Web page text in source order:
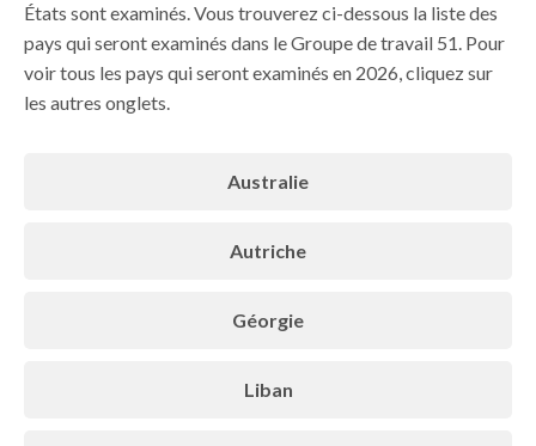
États sont examinés. Vous trouverez ci-dessous la liste des
pays qui seront examinés dans le Groupe de travail 51. Pour
voir tous les pays qui seront examinés en 2026, cliquez sur
les autres onglets.
Australie
Autriche
Géorgie
Liban